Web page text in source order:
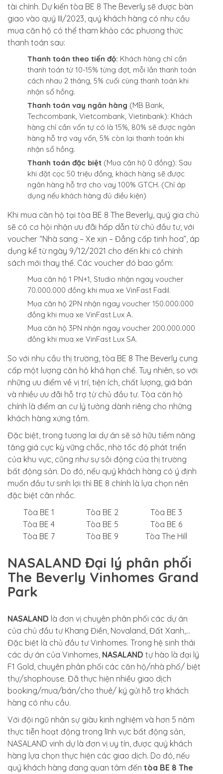
tài chính. Dự kiến tòa BE 8 The Beverly sẽ được bàn
giao vào quý III/2023, quý khách hàng có nhu cầu
mua căn hộ có thể tham khảo các phương thức
thanh toán sau:
Thanh toán theo tiến độ: Khách hàng chỉ cần
thanh toán từ 10-15% từng đợt, mỗi lần thanh toán
cách nhau 2 tháng, 5% cuối cùng thanh toán khi
nhận sổ hồng.
Thanh toán vay ngân hàng (MB Bank,
Techcombank, Vietcombank, Vietinbank): Khách
hàng chỉ cần vốn tự có là 15%, 80% sẽ được ngân
hàng hỗ trợ vay vốn, 5% còn lại thanh toán khi
nhận sổ hồng.
Thanh toán đặc biệt (Mua căn hộ 0 đồng): Sau
khi đặt cọc 50 triệu đồng, khách hàng sẽ được
ngân hàng hỗ trợ cho vay 100% GTCH. (Chỉ áp
dụng nếu khách hàng đủ điều kiện)
Khi mua căn hộ tại tòa BE 8 The Beverly, quý gia chủ
sẽ có cơ hội nhận ưu đãi hấp dẫn từ chủ đầu tư, với
voucher “Nhà sang – Xe xịn – Đẳng cấp tinh hoa”, áp
dụng kể từ ngày 9/12/2021 cho đến khi có chính
sách mới thay thế. Các voucher đó bao gồm:
Mua căn hộ 1 PN+1, Studio nhận ngay voucher
70.000.000 đồng khi mua xe VinFast Fadil.
Mua căn hộ 2PN nhận ngay voucher 150.000.000
đồng khi mua xe VinFast Lux A.
Mua căn hộ 3PN nhận ngay voucher 200.000.000
đồng khi mua xe VinFast Lux SA.
So với nhu cầu thị trường, tòa BE 8 The Beverly cung
cấp một lượng căn hộ khá hạn chế. Tuy nhiên, so với
những ưu điểm về vị trí, tiện ích, chất lượng, giá bán
và nhiều ưu đãi hỗ trợ từ chủ đầu tư. Tòa căn hộ
chính là điểm an cư lý tưởng dành riêng cho những
khách hàng xứng tầm.
Đặc biệt, trong tương lai dự án sẽ sở hữu tiềm năng
tăng giá cực kỳ vững chắc, nhờ tốc độ phát triển
của khu vực, cũng như sự sôi động của thị trường
bất động sản. Do đó, nếu quý khách hàng có ý định
muốn đầu tư sinh lợi thì BE 8 chính là lựa chọn nên
đặc biệt cân nhắc.
Tòa BE 1
Tòa BE 2
Tòa BE 3
Tòa BE 4
Tòa BE 5
Tòa BE 6
Tòa BE 7
Tòa BE 9 Tòa The Hill
NASALAND Đại lý phân phối
The Beverly Vinhomes Grand
Park
NASALAND là đơn vị chuyên phân phối các dự án
của chủ đầu tư Khang Điền, Novaland, Đất Xanh,…
Đặc biệt là chủ đầu tư Vinhomes. Trong hệ sinh thái
các dự án của Vinhomes, NASALAND tự hào là đại lý
F1 Gold, chuyên phân phối các căn hộ/nhà phố/ biệt
thự/shophouse. Đã thực hiện nhiều giao dịch
booking/mua/bán/cho thuê/ ký gửi hỗ trợ khách
hàng có nhu cầu.
Với đội ngũ nhân sự giàu kinh nghiệm và hơn 5 năm
thực tiễn hoạt động trong lĩnh vực bất động sản,
NASALAND vinh dự là đơn vị uy tín, được quý khách
hàng lựa chọn thực hiện các giao dịch. Do đó, nếu
quý khách hàng đang quan tâm đến tòa BE 8 The